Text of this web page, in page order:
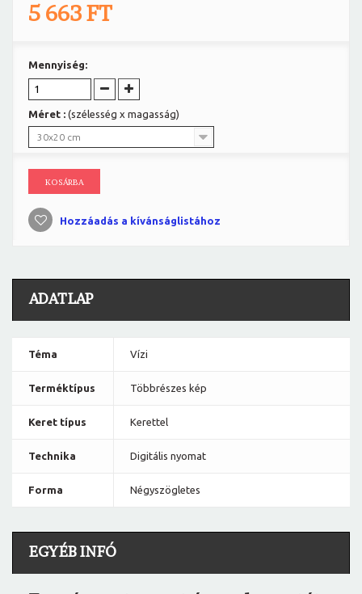
5 663 FT
Mennyiség:
Méret : (szélesség x magasság)
30x20 cm
KOSÁRBA
Hozzáadás a kívánságlistához
ADATLAP
Téma Vízi
Terméktípus Többrészes kép
Keret típus Kerettel
Technika Digitális nyomat
Forma Négyszögletes
EGYÉB INFÓ